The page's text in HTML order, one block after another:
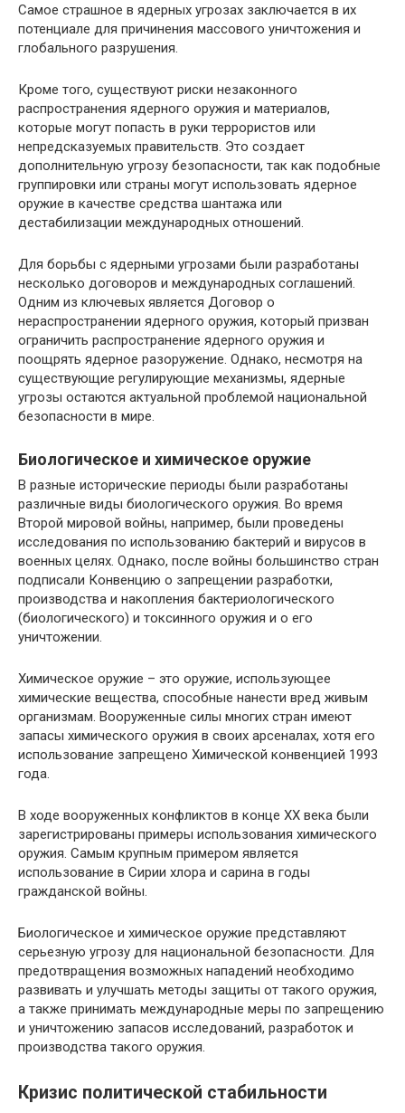
Самое страшное в ядерных угрозах заключается в их
потенциале для причинения массового уничтожения и
глобального разрушения.
Кроме того, существуют риски незаконного
распространения ядерного оружия и материалов,
которые могут попасть в руки террористов или
непредсказуемых правительств. Это создает
дополнительную угрозу безопасности, так как подобные
группировки или страны могут использовать ядерное
оружие в качестве средства шантажа или
дестабилизации международных отношений.
Для борьбы с ядерными угрозами были разработаны
несколько договоров и международных соглашений.
Одним из ключевых является Договор о
нераспространении ядерного оружия, который призван
ограничить распространение ядерного оружия и
поощрять ядерное разоружение. Однако, несмотря на
существующие регулирующие механизмы, ядерные
угрозы остаются актуальной проблемой национальной
безопасности в мире.
Биологическое и химическое оружие
В разные исторические периоды были разработаны
различные виды биологического оружия. Во время
Второй мировой войны, например, были проведены
исследования по использованию бактерий и вирусов в
военных целях. Однако, после войны большинство стран
подписали Конвенцию о запрещении разработки,
производства и накопления бактериологического
(биологического) и токсинного оружия и о его
уничтожении.
Химическое оружие – это оружие, использующее
химические вещества, способные нанести вред живым
организмам. Вооруженные силы многих стран имеют
запасы химического оружия в своих арсеналах, хотя его
использование запрещено Химической конвенцией 1993
года.
В ходе вооруженных конфликтов в конце ХХ века были
зарегистрированы примеры использования химического
оружия. Самым крупным примером является
использование в Сирии хлора и сарина в годы
гражданской войны.
Биологическое и химическое оружие представляют
серьезную угрозу для национальной безопасности. Для
предотвращения возможных нападений необходимо
развивать и улучшать методы защиты от такого оружия,
а также принимать международные меры по запрещению
и уничтожению запасов исследований, разработок и
производства такого оружия.
Кризис политической стабильности